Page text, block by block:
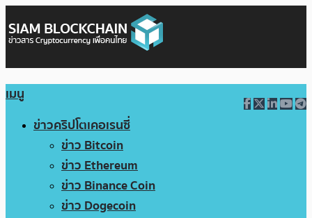
เมนู
ข่าวคริปโตเคอเรนซี่
ข่าว Bitcoin
ข่าว Ethereum
ข่าว Binance Coin
ข่าว Dogecoin